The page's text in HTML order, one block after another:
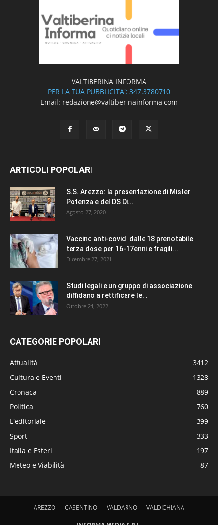
VALTIBERINA INFORMA
PER LA TUA PUBBLICITA': 347.3780710
Email: redazione@valtiberinainforma.com
ARTICOLI POPOLARI
S.S. Arezzo: la presentazione di Mister
Potenza e del DS Di...
Agosto 27, 2020
Vaccino anti-covid: dalle 18 prenotabile
terza dose per 16-17enni e fragili...
Dicembre 27, 2021
Studi legali e un gruppo di associazione
diffidano a rettificare le...
Ottobre 24, 2022
CATEGORIE POPOLARI
Attualità
3412
Cultura e Eventi
1328
Cronaca
889
Politica
760
L'editoriale
399
Sport
333
Italia e Esteri
197
Meteo e Viabilità
87
AREZZO CASENTINO VALDARNO VALDICHIANA